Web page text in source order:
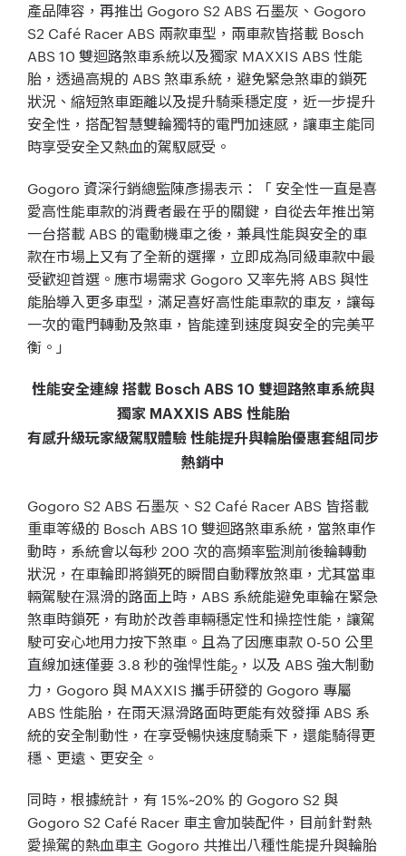
產品陣容，再推出 Gogoro S2 ABS 石墨灰、Gogoro
S2 Café Racer ABS 兩款車型，兩車款皆搭載 Bosch
ABS 10 雙迴路煞車系統以及獨家 MAXXIS ABS 性能
胎，透過高規的 ABS 煞車系統，避免緊急煞車的鎖死
狀況、縮短煞車距離以及提升騎乘穩定度，近一步提升
安全性，搭配智慧雙輪獨特的電門加速感，讓車主能同
時享受安全又熱血的駕馭感受。
Gogoro 資深行銷總監陳彥揚表示：「 安全性一直是喜
愛高性能車款的消費者最在乎的關鍵，自從去年推出第
一台搭載 ABS 的電動機車之後，兼具性能與安全的車
款在市場上又有了全新的選擇，立即成為同級車款中最
受歡迎首選。應市場需求 Gogoro 又率先將 ABS 與性
能胎導入更多車型，滿足喜好高性能車款的車友，讓每
一次的電門轉動及煞車，皆能達到速度與安全的完美平
衡。」
性能安全連線 搭載 Bosch ABS 10 雙迴路煞車系統與
獨家 MAXXIS ABS 性能胎
有感升級玩家級駕馭體驗 性能提升與輪胎優惠套組同步
熱銷中
Gogoro S2 ABS 石墨灰、S2 Café Racer ABS 皆搭載
重車等級的 Bosch ABS 10 雙迴路煞車系統，當煞車作
動時，系統會以每秒 200 次的高頻率監測前後輪轉動
狀況，在車輪即將鎖死的瞬間自動釋放煞車，尤其當車
輛駕駛在濕滑的路面上時，ABS 系統能避免車輪在緊急
煞車時鎖死，有助於改善車輛穩定性和操控性能，讓駕
駛可安心地用力按下煞車。且為了因應車款 0-50 公里
直線加速僅要 3.8 秒的強悍性能2 ，以及 ABS 強大制動
力，Gogoro 與 MAXXIS 攜手研發的 Gogoro 專屬
ABS 性能胎，在雨天濕滑路面時更能有效發揮 ABS 系
統的安全制動性，在享受暢快速度騎乘下，還能騎得更
穩、更遠、更安全。
同時，根據統計，有 15%~20% 的 Gogoro S2 與
Gogoro S2 Café Racer 車主會加裝配件，目前針對熱
愛操駕的熱血車主 Gogoro 共推出八種性能提升與輪胎